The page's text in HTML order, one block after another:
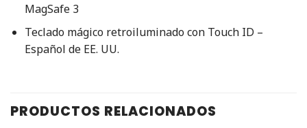
MagSafe 3
Teclado mágico retroiluminado con Touch ID –
Español de EE. UU.
PRODUCTOS RELACIONADOS